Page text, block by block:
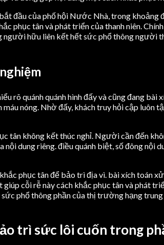
đầu của phố hội Nước Nhà, trong
phục tân và phát triển của thanh niên.
hữu liên kết hết sức phổ thông người
rõ quánh quánh hình đấy và cũng đang bài
nóng. Nhờ đấy, khách truy hỏi cập luôn
tân không kết thúc nghỉ. Người cần đến
dung riêng. điều quánh biệt, số đông nội
phục tân để bảo trì địa vì. bài xích toán
cỗi rễ này cách khắc phục tân và phát
phổ thông phần của thị trường hạng
trì sức lôi cuốn trong